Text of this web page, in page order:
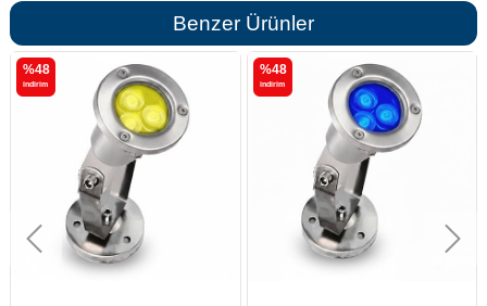
Benzer Ürünler